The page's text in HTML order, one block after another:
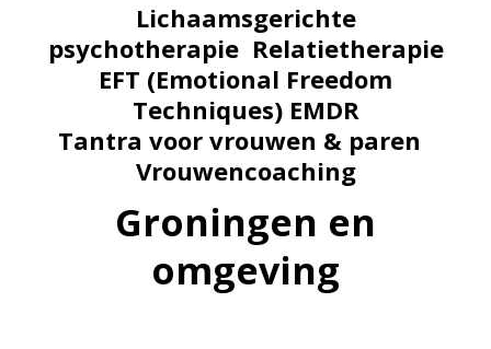
Lichaamsgerichte
psychotherapie Relatietherapie
EFT (Emotional Freedom
Techniques) EMDR
Tantra voor vrouwen & paren
Vrouwencoaching
Groningen en
omgeving